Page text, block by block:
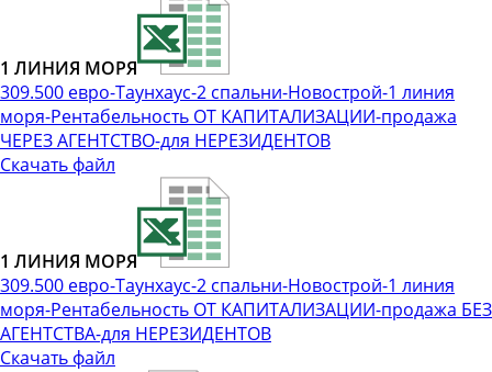
1 ЛИНИЯ МОРЯ
309.500 евро-Таунхаус-2 спальни-Новострой-1 линия
моря-Рентабельность ОТ КАПИТАЛИЗАЦИИ-продажа
ЧЕРЕЗ АГЕНТСТВО-для НЕРЕЗИДЕНТОВ
Скачать файл
1 ЛИНИЯ МОРЯ
309.500 евро-Таунхаус-2 спальни-Новострой-1 линия
моря-Рентабельность ОТ КАПИТАЛИЗАЦИИ-продажа БЕЗ
АГЕНТСТВА-для НЕРЕЗИДЕНТОВ
Скачать файл